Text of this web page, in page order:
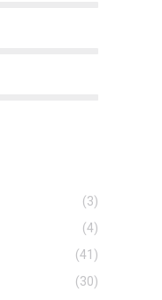
(3)
(4)
(41)
(30)